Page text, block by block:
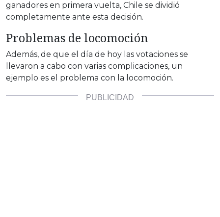
ganadores en primera vuelta, Chile se dividió
completamente ante esta decisión.
Problemas de locomoción
Además, de que el día de hoy las votaciones se
llevaron a cabo con varias complicaciones, un
ejemplo es el problema con la locomoción.